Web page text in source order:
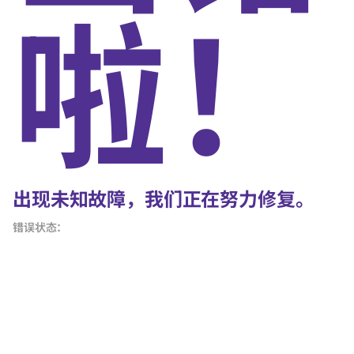
啦！
出现未知故障，我们正在努力修复。
错误状态：